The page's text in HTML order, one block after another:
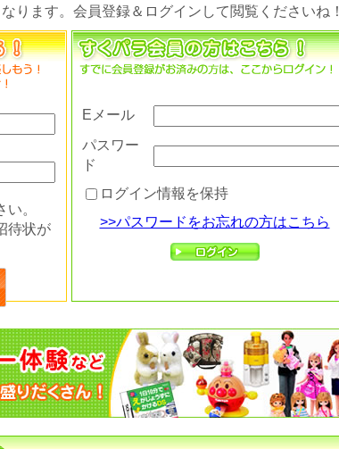
ります。会員登録＆ログインして閲覧くださいね！
。
待状が
Eメール
パスワー
ド
ログイン情報を保持
>>パスワードをお忘れの方はこちら